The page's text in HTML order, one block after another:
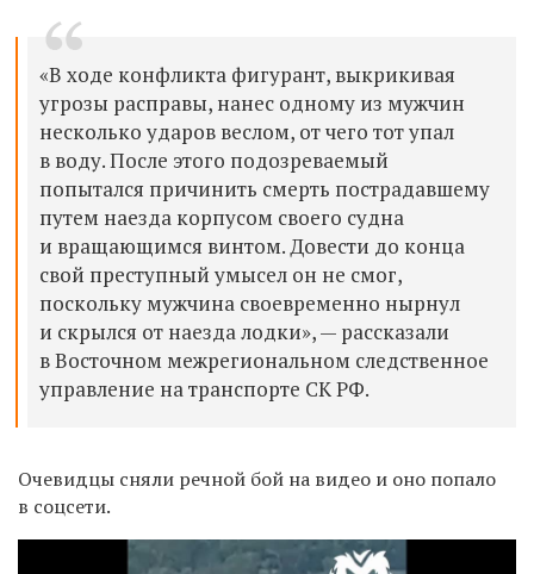
«В ходе конфликта фигурант, выкрикивая
угрозы расправы, нанес одному из мужчин
несколько ударов веслом, от чего тот упал
в воду. После этого подозреваемый
попытался причинить смерть пострадавшему
путем наезда корпусом своего судна
и вращающимся винтом. Довести до конца
свой преступный умысел он не смог,
поскольку мужчина своевременно нырнул
и скрылся от наезда лодки», — рассказали
в Восточном межрегиональном следственное
управление на транспорте СК РФ.
Очевидцы сняли речной бой на видео и оно попало
в соцсети.